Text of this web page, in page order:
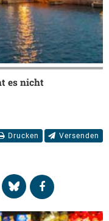
es nicht
Drucken Versenden